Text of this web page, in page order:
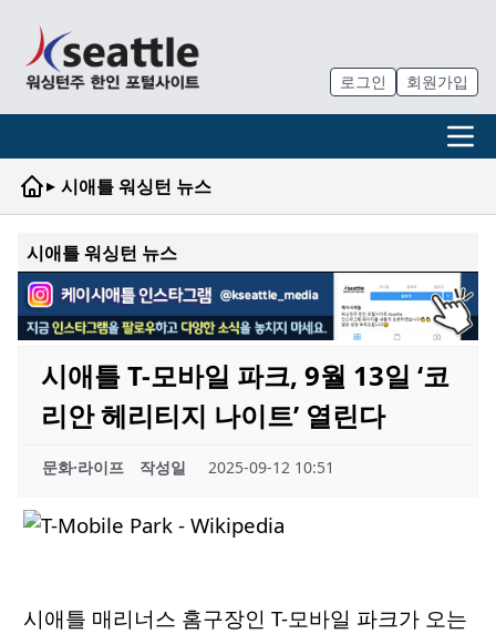
로그인 회원가입
▸ 시애틀 워싱턴 뉴스
시애틀 워싱턴 뉴스
시애틀 T-모바일 파크, 9월 13일 ‘코
리안 헤리티지 나이트’ 열린다
문화·라이프 작성일 2025-09-12 10:51
시애틀 매리너스 홈구장인 T-모바일 파크가 오는